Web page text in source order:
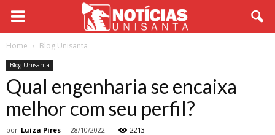
Home Blog Unisanta
Blog Unisanta
Qual engenharia se encaixa
melhor com seu perfil?
por Luiza Pires - 28/10/2022 2213